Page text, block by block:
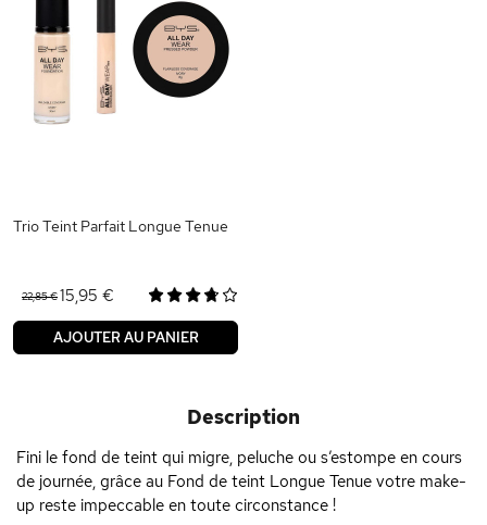
Trio Teint Parfait Longue Tenue
22,85 €15,95 €
AJOUTER AU PANIER
Description
Fini le fond de teint qui migre, peluche ou s’estompe en cours
de journée, grâce au Fond de teint Longue Tenue votre make-
up reste impeccable en toute circonstance !